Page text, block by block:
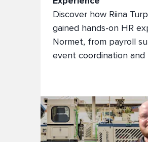
Discover how Riina
gained hands-on HR
Normet, from payroll
event coordination and